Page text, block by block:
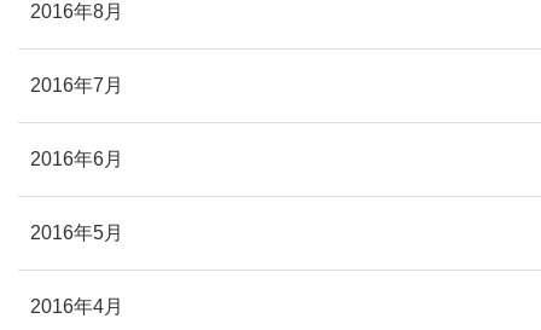
2016年8月
2016年7月
2016年6月
2016年5月
2016年4月